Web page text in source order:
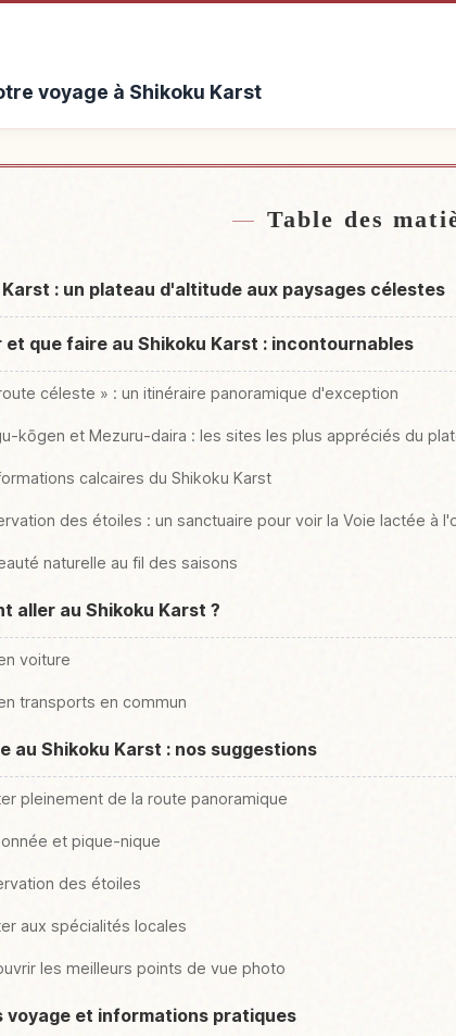
voyage à Shikoku Karst
Table des
: un plateau d'altitude aux paysages célestes
et que faire au Shikoku Karst : incontournables
céleste » : un itinéraire panoramique d'exception
kōgen et Mezuru-daira : les sites les plus appréciés du
calcaires du Shikoku Karst
des étoiles : un sanctuaire pour voir la Voie lactée à
naturelle au fil des saisons
aller au Shikoku Karst ?
voiture
transports en commun
au Shikoku Karst : nos suggestions
pleinement de la route panoramique
et pique-nique
des étoiles
aux spécialités locales
les meilleurs points de vue photo
voyage et informations pratiques